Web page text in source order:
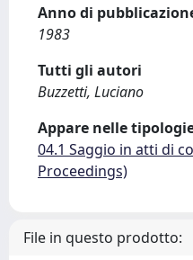
Anno di
1983
Tutti gli autori
Buzzetti, Luciano
Appare nelle
04.1 Saggio in atti di
Proceedings)
File in questo prodotto: